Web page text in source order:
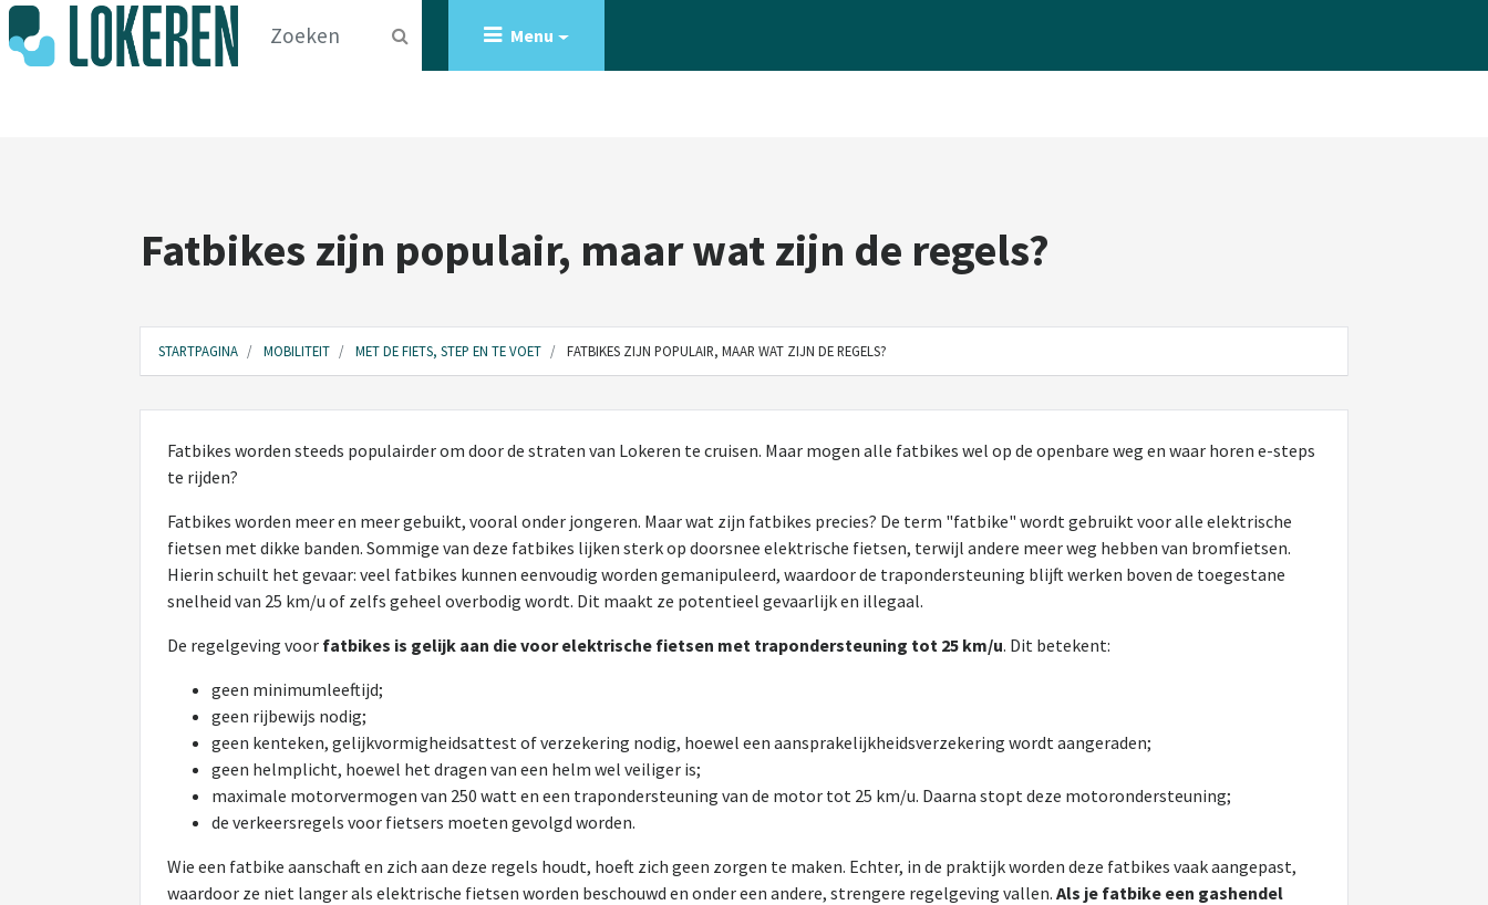
Menu
Fatbikes zijn populair, maar wat zijn de regels?
STARTPAGINA MOBILITEIT MET DE FIETS, STEP EN TE VOET FATBIKES ZIJN POPULAIR, MAAR WAT ZIJN DE REGELS?
Fatbikes worden steeds populairder om door de straten van Lokeren te cruisen. Maar mogen alle fatbikes wel op de openbare weg en waar horen e-steps
te rijden?
Fatbikes worden meer en meer gebuikt, vooral onder jongeren. Maar wat zijn fatbikes precies? De term "fatbike" wordt gebruikt voor alle elektrische
fietsen met dikke banden. Sommige van deze fatbikes lijken sterk op doorsnee elektrische fietsen, terwijl andere meer weg hebben van bromfietsen.
Hierin schuilt het gevaar: veel fatbikes kunnen eenvoudig worden gemanipuleerd, waardoor de trapondersteuning blijft werken boven de toegestane
snelheid van 25 km/u of zelfs geheel overbodig wordt. Dit maakt ze potentieel gevaarlijk en illegaal.
De regelgeving voor fatbikes is gelijk aan die voor elektrische fietsen met trapondersteuning tot 25 km/u. Dit betekent:
geen minimumleeftijd;
geen rijbewijs nodig;
geen kenteken, gelijkvormigheidsattest of verzekering nodig, hoewel een aansprakelijkheidsverzekering wordt aangeraden;
geen helmplicht, hoewel het dragen van een helm wel veiliger is;
maximale motorvermogen van 250 watt en een trapondersteuning van de motor tot 25 km/u. Daarna stopt deze motorondersteuning;
de verkeersregels voor fietsers moeten gevolgd worden.
Wie een fatbike aanschaft en zich aan deze regels houdt, hoeft zich geen zorgen te maken. Echter, in de praktijk worden deze fatbikes vaak aangepast,
waardoor ze niet langer als elektrische fietsen worden beschouwd en onder een andere, strengere regelgeving vallen. Als je fatbike een gashendel